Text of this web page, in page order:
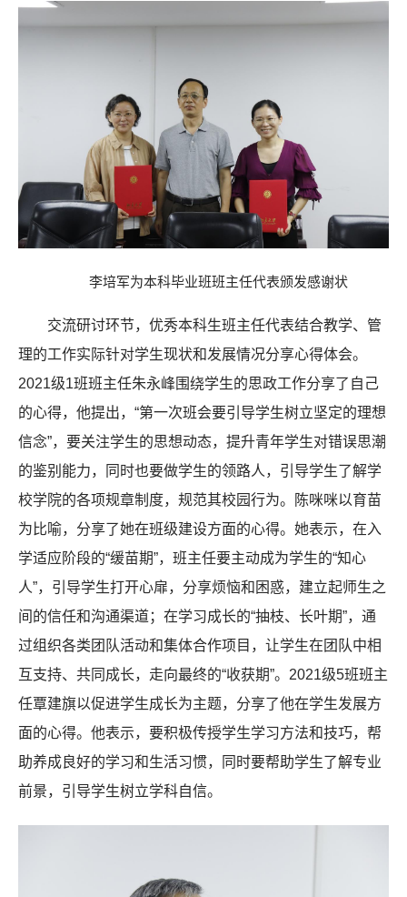
李培军为本科毕业班班主任代表颁发感谢状
交流研讨环节，优秀本科生班主任代表结合教学、管
理的工作实际针对学生现状和发展情况分享心得体会。
2021级1班班主任朱永峰围绕学生的思政工作分享了自己
的心得，他提出，“第一次班会要引导学生树立坚定的理想
信念”，要关注学生的思想动态，提升青年学生对错误思潮
的鉴别能力，同时也要做学生的领路人，引导学生了解学
校学院的各项规章制度，规范其校园行为。陈咪咪以育苗
为比喻，分享了她在班级建设方面的心得。她表示，在入
学适应阶段的“缓苗期”，班主任要主动成为学生的“知心
人”，引导学生打开心扉，分享烦恼和困惑，建立起师生之
间的信任和沟通渠道；在学习成长的“抽枝、长叶期”，通
过组织各类团队活动和集体合作项目，让学生在团队中相
互支持、共同成长，走向最终的“收获期”。2021级5班班主
任覃建旗以促进学生成长为主题，分享了他在学生发展方
面的心得。他表示，要积极传授学生学习方法和技巧，帮
助养成良好的学习和生活习惯，同时要帮助学生了解专业
前景，引导学生树立学科自信。